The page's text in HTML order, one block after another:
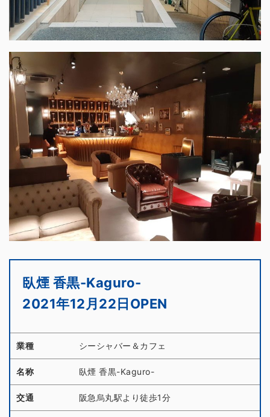
臥煙 香黒-Kaguro-
2021年12月22日OPEN
業種 シーシャバー＆カフェ
名称 臥煙 香黒-Kaguro-
交通 阪急烏丸駅より徒歩1分